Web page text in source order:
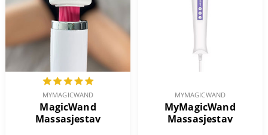
MYMAGICWAND
MagicWand
Massasjestav
MYMAGICWAND
MyMagicWand
Massasjestav